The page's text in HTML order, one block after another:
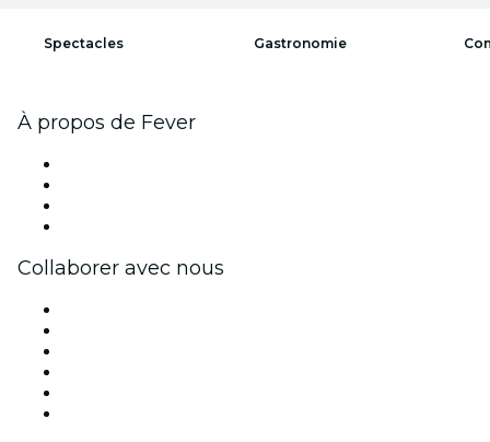
Spectacles Gastronomie
À propos de Fever
Collaborer avec nous